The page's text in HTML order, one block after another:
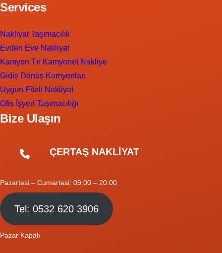
Services
Nakliyat Taşımacılık
Evden Eve Nakliyat
Kamyon Tır Kamyonet Nakliye
Gidiş Dönüş Kamyonları
Uygun Fitalı Nakliyat
Ofis İşyeri Taşımacılığı
Bize Ulaşın
ÇERTAŞ NAKLİYAT
Pazartesi – Cumartesi: 09.00 – 20.00
Tel: 0532 620 3906
Pazar Kapalı